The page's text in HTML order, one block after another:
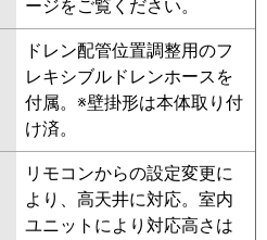
ージをご覧ください。
ドレン配管位置調整用のフ
レキシブルドレンホースを
付属。※壁掛形は本体取り付
け済。
リモコンからの設定変更に
より、高天井に対応。室内
ユニットにより対応高さは